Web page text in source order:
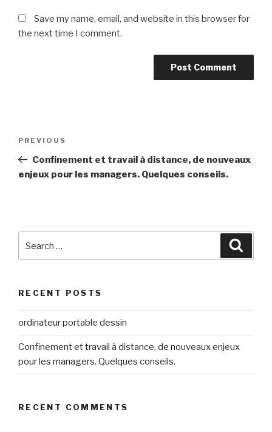
Save my name, email, and website in this browser for
the next time I comment.
Previous
Post
PREVIOUS
Confinement et travail à distance, de nouveaux
enjeux pour les managers. Quelques conseils.
for:
RECENT POSTS
ordinateur portable dessin
Confinement et travail à distance, de nouveaux enjeux
pour les managers. Quelques conseils.
RECENT COMMENTS